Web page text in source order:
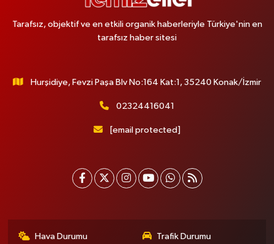
Bulvar Eczanesi
Ahmet Yesevi Mahallesi Abbas Medeni Sokak 17 A Çiftlik köprüsünü
Halıcıoğlu Eczanesi
0 (212) 369 45 49 Yol Tarifi Al
SOLDA
Tarafsız, objektif ve en etkili organik haberleriyle Türkiye'nin en
tarafsız haber sitesi
Hurşidiye, Fevzi Paşa Blv No:164 Kat:1, 35240 Konak/İzmir
02324416041
[email protected]
Hava Durumu Trafik Durumu